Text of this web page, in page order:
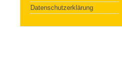
Datenschutzerklärung